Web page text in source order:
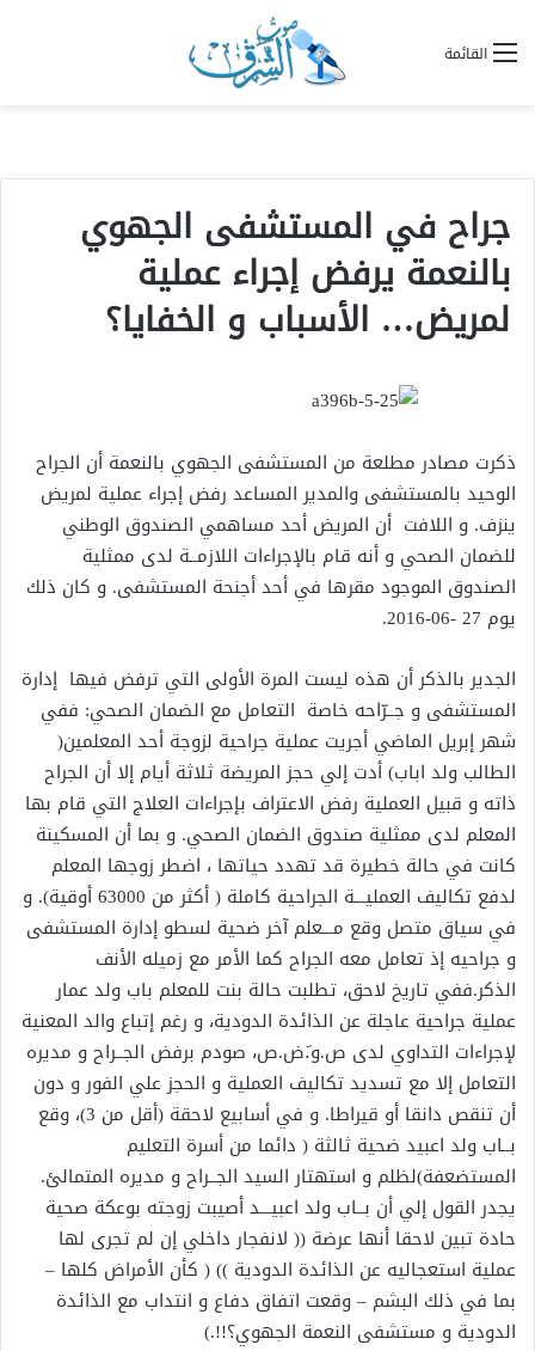
القائمة
جراح في المستشفى الجهوي
بالنعمة يرفض إجراء عملية
لمريض… الأسباب و الخفايا؟
ذكرت مصادر مطلعة من المستشفى الجهوي بالنعمة أن الجراح
الوحيد بالمستشفى والمدير المساعد رفض إجراء عملية لمريض
ينزف. و اللافت أن المريض أحد مساهمي الصندوق الوطني
للضمان الصحي و أنه قام بالإجراءات اللازمــة لدى ممثلية
الصندوق الموجود مقرها في أحد أجنحة المستشفى. و كان ذلك
يوم 27 -06-2016.
الجدير بالذكر أن هذه ليست المرة الأولى التي ترفض فيها إدارة
المستشفى و جــرّاحه خاصة التعامل مع الضمان الصحي: ففي
شهر إبريل الماضي أجريت عملية جراحية لزوجة أحد المعلمين(
الطالب ولد اباب) أدت إلي حجز المريضة ثلاثة أيام إلا أن الجراح
ذاته و قبيل العملية رفض الاعتراف بإجراءات العلاج التي قام بها
المعلم لدى ممثلية صندوق الضمان الصحي. و بما أن المسكينة
كانت في حالة خطيرة قد تهدد حياتها ، اضطر زوجها المعلم
لدفع تكاليف العمليـــة الجراحية كاملة ( أكثر من 63000 أوقية). و
في سياق متصل وقع مـــعلم آخر ضحية لسطو إدارة المستشفى
و جراحيه إذ تعامل معه الجراح كما الأمر مع زميله الأنف
الذكر.ففي تاريخ لاحق، تطلبت حالة بنت للمعلم باب ولد عمار
عملية جراحية عاجلة عن الذائدة الدودية، و رغم إتباع والد المعنية
لإجراءات التداوي لدى ص.و.َض.ص، صودم برفض الجــراح و مديره
التعامل إلا مع تسديد تكاليف العملية و الحجز علي الفور و دون
أن تنقص دانقا أو قيراطا. و في أسابيع لاحقة (أقل من 3)، وقع
بــاب ولد اعبيد ضحية ثالثة ( دائما من أسرة التعليم
المستضعفة)لظلم و استهتار السيد الجــراح و مديره المتمالئ.
يجدر القول إلي أن بــاب ولد اعبيـــد أصيبت زوجته بوعكة صحية
حادة تبين لاحقا أنها عرضة (( لانفجار داخلي إن لم تجرى لها
عملية استعجاليه عن الذائدة الدودية )) ( كأن الأمراض كلها –
بما في ذلك البشم – وقعت اتفاق دفاع و انتداب مع الذائدة
الدودية و مستشفى النعمة الجهوي؟!!.)